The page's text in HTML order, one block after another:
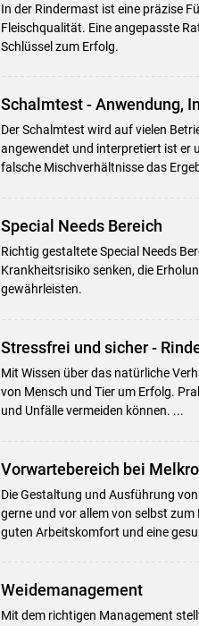
In der Rindermast ist eine präzise
Fleischqualität. Eine angepasste
Schlüssel zum Erfolg.
Schalmtest - Anwendung,
Der Schalmtest wird auf vielen
angewendet und interpretiert ist er
falsche Mischverhältnisse das
Special Needs Bereich
Richtig gestaltete Special Needs
Krankheitsrisiko senken, die
gewährleisten.
Stressfrei und sicher -
Mit Wissen über das natürliche
von Mensch und Tier um Erfolg.
und Unfälle vermeiden können. ...
Vorwartebereich bei
Die Gestaltung und Ausführung
gerne und vor allem von selbst
guten Arbeitskomfort und eine
Weidemanagement
Mit dem richtigen Management